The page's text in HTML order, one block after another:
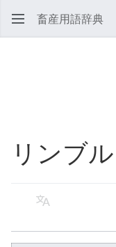
畜産用語辞典
リンブ
言語